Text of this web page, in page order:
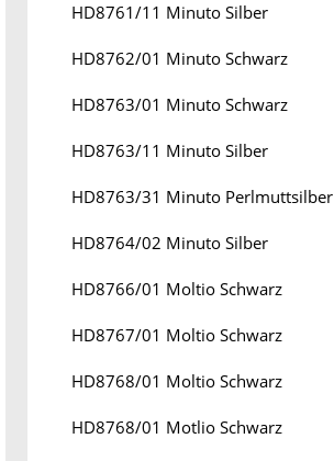
HD8761/11 Minuto Silber
HD8762/01 Minuto Schwarz
HD8763/01 Minuto Schwarz
HD8763/11 Minuto Silber
HD8763/31 Minuto Perlmuttsilber
HD8764/02 Minuto Silber
HD8766/01 Moltio Schwarz
HD8767/01 Moltio Schwarz
HD8768/01 Moltio Schwarz
HD8768/01 Motlio Schwarz